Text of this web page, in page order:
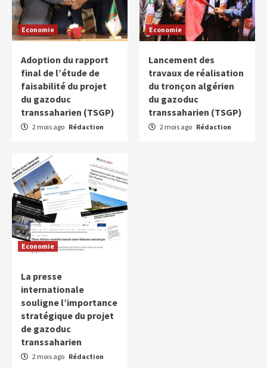
Economie
Adoption du rapport
final de l’étude de
faisabilité du projet
du gazoduc
transsaharien (TSGP)
2 mois ago Rédaction
Economie
Lancement des
travaux de réalisation
du tronçon algérien
du gazoduc
transsaharien (TSGP)
2 mois ago Rédaction
Economie
La presse
internationale
souligne l’importance
stratégique du projet
de gazoduc
transsaharien
2 mois ago Rédaction